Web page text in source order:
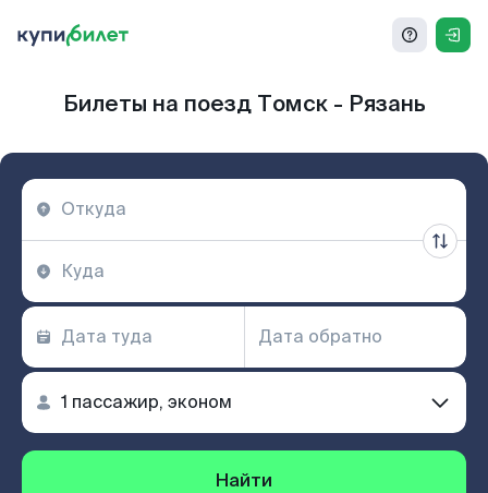
Билеты на поезд Томск - Рязань
Найти